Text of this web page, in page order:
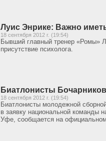
Луис Энрике: Важно
18 сентября 2012 г. (19:54)
Бывший главный тренер «Ромы»
присутствие психолога.
Биатлонисты
18 сентября 2012 г. (19:54)
Биатлонисты молодежной
в заявку национальной команды
Уфе, сообщается на